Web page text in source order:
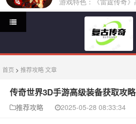
首页 > 推荐攻略文章
传奇世界3D手游高级装备获取攻略
推荐攻略 2025-05-28 08:33:34